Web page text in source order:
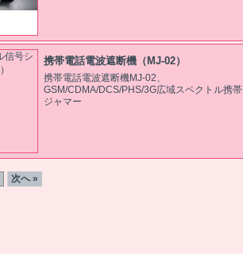
携帯電話電波遮断機（MJ-02）
携帯電話電波遮断機MJ-02、
GSM/CDMA/DCS/PHS/3G広域スペクトル携帯
ジャマー
次へ »